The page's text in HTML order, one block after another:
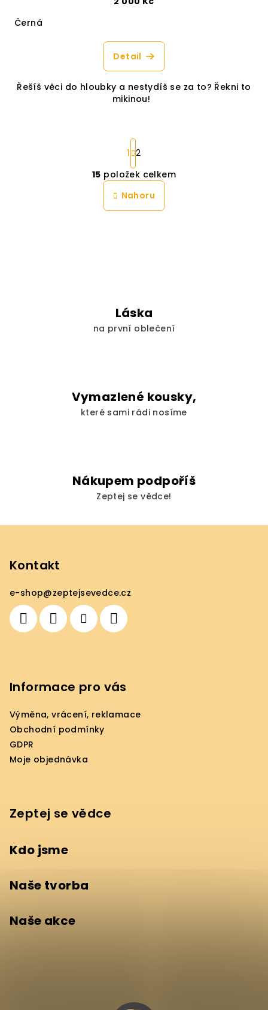
Černá
Detail
Řešíš věci do hloubky a nestydíš se za to? Řekni to
mikinou!
O
v
l
r
v
k
p
i
s
S
t
r
á
n
k
o
1 2
15 položek celkem
Nahoru
Láska
na první oblečení
Vymazlené kousky,
které sami rádi nosíme
Nákupem podpoříš
Zeptej se vědce!
Kontakt
e-shop@zeptejsevedce.cz
Informace pro vás
Výměna, vrácení, reklamace
Obchodní podmínky
GDPR
Moje objednávka
Zeptej se vědce
Kdo jsme
Naše tvorba
Naše akce